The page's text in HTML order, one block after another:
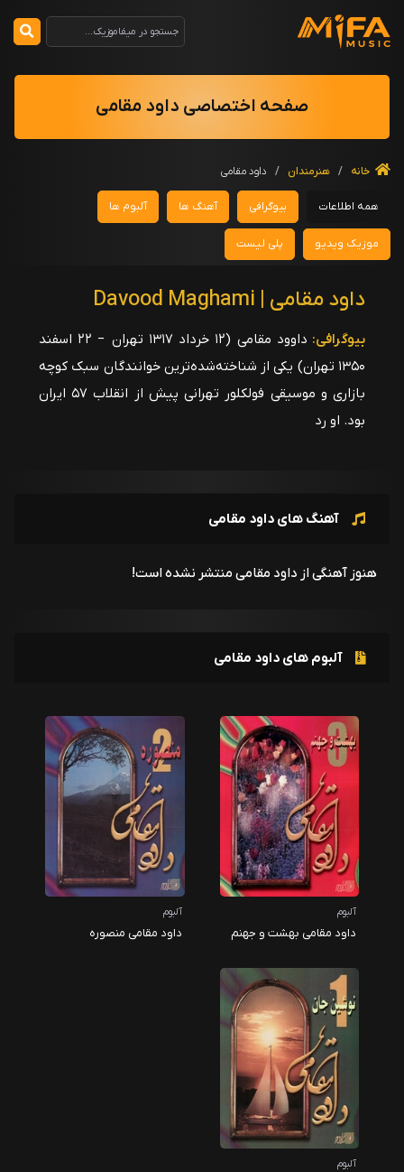
صفحه اختصاصی داود مقامی
خانه / هنرمندان / داود مقامی
همه اطلاعات بیوگرافی آهنگ ها آلبوم ها
موزیک ویدیو پلی لیست
داود مقامی | Davood Maghami
بیوگرافی:
داوود مقامی (۱٢ خرداد ۱٣۱٧ تهران − ۲۲ اسفند
۱۳۵۰ تهران) یکی از شناخته‌شده‌ترین خوانندگان سبک کوچه
بازاری و موسیقی فولکلور تهرانی پیش از انقلاب ۵۷ ایران
بود. او رد
آهنگ های داود مقامی
هنوز آهنگی از داود مقامی منتشر نشده است!
آلبوم های داود مقامی
آلبوم
داود مقامی بهشت و جهنم
آلبوم
داود مقامی منصوره
آلبوم